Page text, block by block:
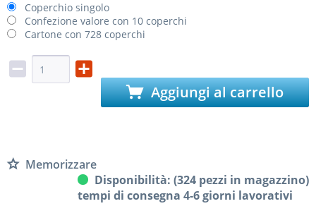
Coperchio singolo
Confezione valore con 10 coperchi
Cartone con 728 coperchi
Aggiungi al carrello
Memorizzare
Disponibilità: (324 pezzi in magazzino)
tempi di consegna 4-6 giorni lavorativi